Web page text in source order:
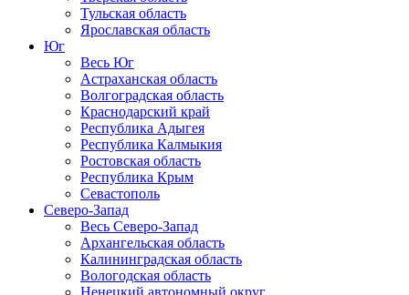
Тульская область
Ярославская область
Юг
Весь Юг
Астраханская область
Волгоградская область
Краснодарский край
Республика Адыгея
Республика Калмыкия
Ростовская область
Республика Крым
Севастополь
Северо-Запад
Весь Северо-Запад
Архангельская область
Калининградская область
Вологодская область
Ненецкий автономный округ